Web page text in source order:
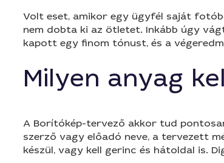
Volt eset, amikor egy ügyfél saját
nem dobta ki az ötletet. Inkább úgy
kapott egy finom tónust, és a
Milyen anyag
A Borítókép-tervező akkor tud
szerző vagy előadó neve, a tervezett
készül, vagy kell gerinc és hátoldal is.